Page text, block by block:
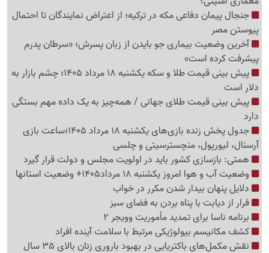
جنجال پیمان دفاعی مکه در ترکیه؛ از اعتراض نمایندگان تا احتمال
پیوستن مصر
آخرین وضعیت بیماری جو بایدن از زبان پسرش؛ «سرطان پدرم
پیشرفت کرده است»
پیش بینی قیمت طلا و سکه یکشنبه 18 مرداد 1405؛ چشم بازار به
دلار است
پیش بینی قیمت طلای جهانی / همه‌چیز به یک داده مهم بستگی
دارد
جدول پخش زنده بازی‌های یکشنبه 18 مرداد 1405؛ساعت بازی
آرسنال، لیورپول، منچسترسیتی و چلسی
همتی: بازسازی کشور باید در اولویت مجلس و دولت قرار گیرد
وضعیت آب و هوا امروز یکشنبه 18 مرداد1405+ وضعیت استانها
دلایل پنهان بیدار شدن مکرر در خواب
فرار از دیابت با پناه بردن به فضای سبز
برنامه ناسا برای تمدید مأموریت وویجر 2
کشف مکانیسم بیولوژیکی مرتبط با سلامت آینده افراد
نقش مکمل‌های باکتریایی در بهبود باروری زنان بالای 35 سال